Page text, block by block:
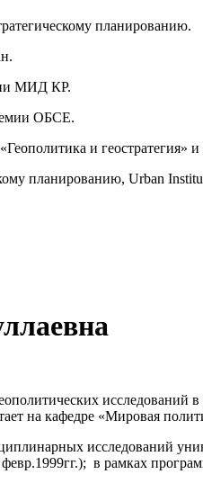
планированию.
МИД КР.
ОБСЕ.
и геостратегия»
планированию, Urban
на кафедре «Мировая
исследований
в рамках